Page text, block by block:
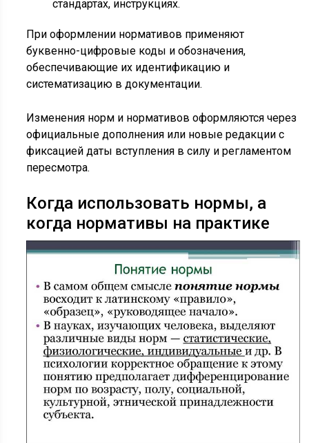
стандартах, инструкциях.
При оформлении нормативов применяют
буквенно-цифровые коды и обозначения,
обеспечивающие их идентификацию и
систематизацию в документации.
Изменения норм и нормативов оформляются через
официальные дополнения или новые редакции с
фиксацией даты вступления в силу и регламентом
пересмотра.
Когда использовать нормы, а
когда нормативы на практике